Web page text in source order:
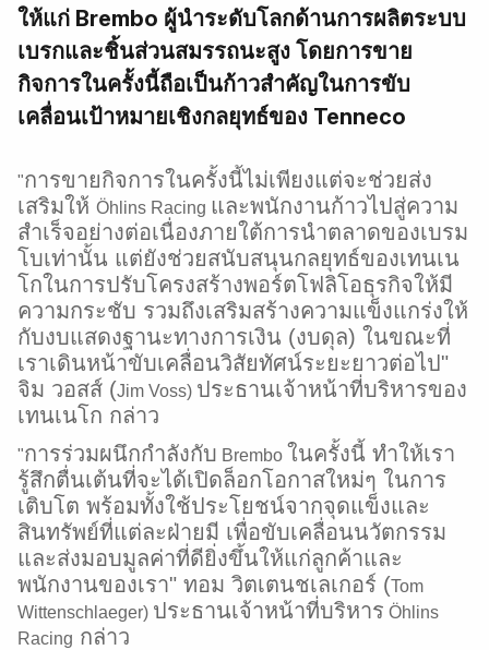
ให้แก่ Brembo ผู้นำระดับโลกด้านการผลิตระบบ
เบรกและชิ้นส่วนสมรรถนะสูง โดยการขาย
กิจการในครั้งนี้ถือเป็นก้าวสำคัญในการขับ
เคลื่อนเป้าหมายเชิงกลยุทธ์ของ Tenneco
"การขายกิจการในครั้งนี้ไม่เพียงแต่จะช่วยส่ง
เสริมให้ Öhlins Racing และพนักงานก้าวไปสู่ความ
สำเร็จอย่างต่อเนื่องภายใต้การนำตลาดของเบรม
โบเท่านั้น แต่ยังช่วยสนับสนุนกลยุทธ์ของเทนเน
โกในการปรับโครงสร้างพอร์ตโฟลิโอธุรกิจให้มี
ความกระชับ รวมถึงเสริมสร้างความแข็งแกร่งให้
กับงบแสดงฐานะทางการเงิน (งบดุล) ในขณะที่
เราเดินหน้าขับเคลื่อนวิสัยทัศน์ระยะยาวต่อไป"
จิม วอสส์ (Jim Voss) ประธานเจ้าหน้าที่บริหารของ
เทนเนโก กล่าว
"การร่วมผนึกกำลังกับ Brembo ในครั้งนี้ ทำให้เรา
รู้สึกตื่นเต้นที่จะได้เปิดล็อกโอกาสใหม่ๆ ในการ
เติบโต พร้อมทั้งใช้ประโยชน์จากจุดแข็งและ
สินทรัพย์ที่แต่ละฝ่ายมี เพื่อขับเคลื่อนนวัตกรรม
และส่งมอบมูลค่าที่ดียิ่งขึ้นให้แก่ลูกค้าและ
พนักงานของเรา" ทอม วิตเตนชเลเกอร์ (Tom
Wittenschlaeger) ประธานเจ้าหน้าที่บริหาร Öhlins
Racing กล่าว